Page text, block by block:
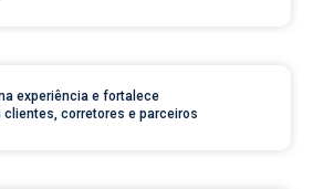
experiência e fortalece
corretores e parceiros